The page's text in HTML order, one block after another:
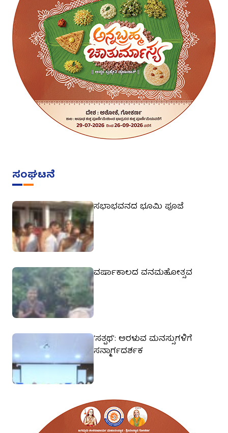
ಸಂಘಟನೆ
ಸಭಾಭವನದ ಭೂಮಿ ಪೂಜೆ
ವರ್ಷಾಕಾಲದ ವನಮಹೋತ್ಸವ
‘ಸತ್ಪಥ’: ಅರಳುವ ಮನಸ್ಸುಗಳಿಗೆ
ಸನ್ಮಾರ್ಗದರ್ಶಕ